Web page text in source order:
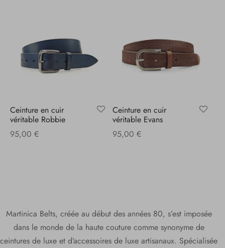
Ceinture en cuir
véritable Robbie
95,00 €
Ceinture en cuir
véritable Evans
95,00 €
Martinica Belts, créée au début des années 80, s’est imposée
dans le monde de la haute couture comme synonyme de
ceintures de luxe et d’accessoires de luxe artisanaux. Spécialisée